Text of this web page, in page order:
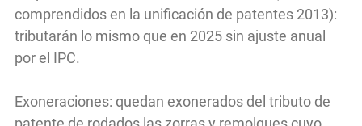
comprendidos en la unificación de patentes 2013):
tributarán lo mismo que en 2025 sin ajuste anual
por el IPC.
Exoneraciones: quedan exonerados del tributo de